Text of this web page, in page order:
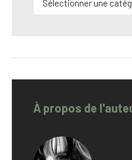
À propos de